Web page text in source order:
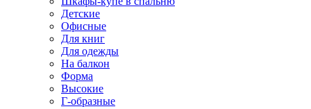
Детские
Офисные
Для книг
Для одежды
На балкон
Форма
Высокие
Г-образные